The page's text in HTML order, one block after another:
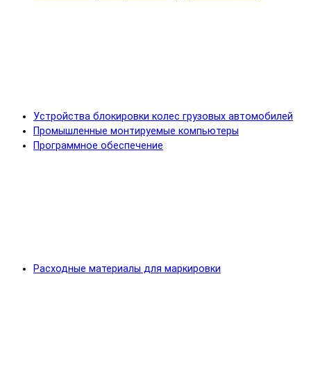
Устройства блокировки колес грузовых автомобилей
Промышленные монтируемые компьютеры
Программное обеспечение
Расходные материалы для маркировки